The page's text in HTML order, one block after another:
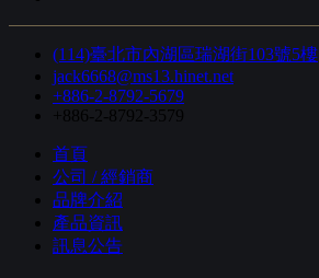
(114)臺北市內湖區瑞湖街103號5樓
jack6668@ms13.hinet.net
+886-2-8792-5679
+886-2-8792-3579
首頁
公司 / 經銷商
品牌介紹
產品資訊
訊息公告